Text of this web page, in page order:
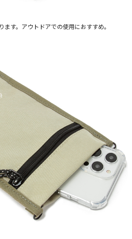
す。アウトドアでの使用におすすめ。